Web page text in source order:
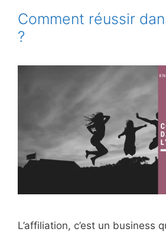
Comment réussir
?
L’affiliation, c’est un business